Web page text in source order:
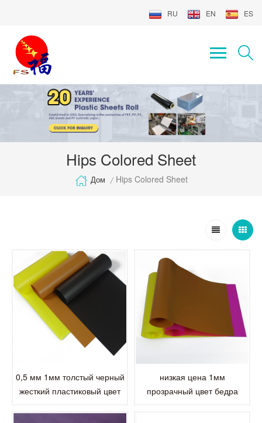
RU EN ES
Hips Colored Sheet
Дом / Hips Colored Sheet
0,5 мм 1мм толстый черный
жесткий пластиковый цвет
низкая цена 1мм
прозрачный цвет бедра